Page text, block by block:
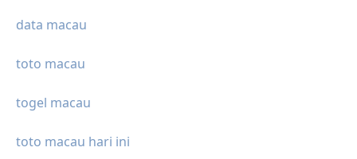
data macau
toto macau
togel macau
toto macau hari ini